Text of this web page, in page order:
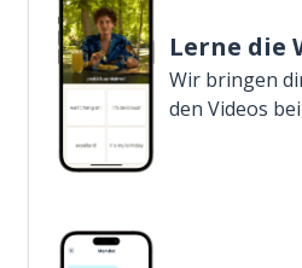
Lerne die
Wir bringen
den Videos bei